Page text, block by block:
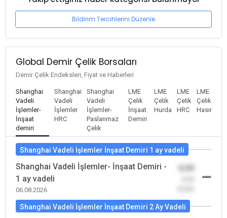
Bildirim Tercihlerini Düzenle
Global Demir Çelik Borsaları
Demir Çelik Endeksleri, Fiyat ve Haberleri
Shanghai
Vadeli
İşlemler-
İnşaat
demiri
Shanghai
Vadeli
İşlemler
HRC
Shanghai
Vadeli
İşlemler-
Paslanmaz
Çelik
LME
Çelik
İnşaat
Demiri
LME
Çelik
Hurda
LME
Çelik
HRC
LME
Çelik
Hasır
Shanghai Vadeli İşlemler İnşaat Demiri 1 ay vadeli
Shanghai Vadeli İşlemler- İnşaat Demiri -
1 ay vadeli
06.08.2026
0,00
Shanghai Vadeli İşlemler İnşaat Demiri 2 Ay Vadeli